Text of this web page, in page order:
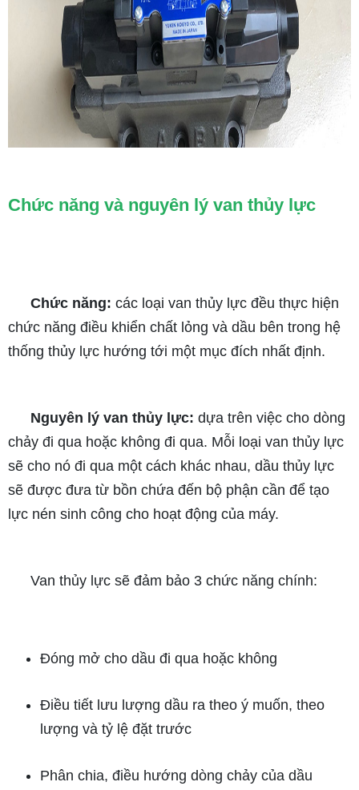
Chức năng và nguyên lý van thủy lực
Chức năng: các loại van thủy lực đều thực hiện
chức năng điều khiển chất lỏng và dầu bên trong hệ
thống thủy lực hướng tới một mục đích nhất định.
Nguyên lý van thủy lực: dựa trên việc cho dòng
chảy đi qua hoặc không đi qua. Mỗi loại van thủy lực
sẽ cho nó đi qua một cách khác nhau, dầu thủy lực
sẽ được đưa từ bồn chứa đến bộ phận cần để tạo
lực nén sinh công cho hoạt động của máy.
Van thủy lực sẽ đảm bảo 3 chức năng chính:
Đóng mở cho dầu đi qua hoặc không
Điều tiết lưu lượng dầu ra theo ý muốn, theo
lượng và tỷ lệ đặt trước
Phân chia, điều hướng dòng chảy của dầu